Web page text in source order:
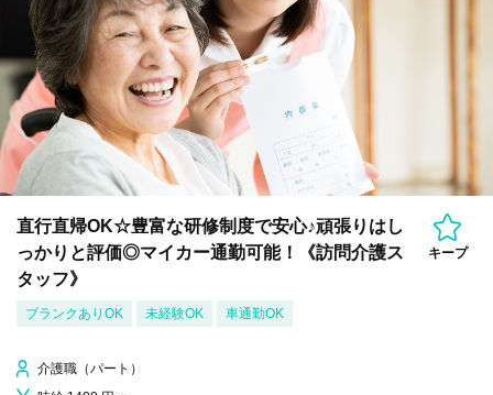
直行直帰OK☆豊富な研修制度で安心♪頑張りはし
っかりと評価◎マイカー通勤可能！《訪問介護ス
タッフ》
キープ
ブランクありOK 未経験OK 車通勤OK
介護職（パート）